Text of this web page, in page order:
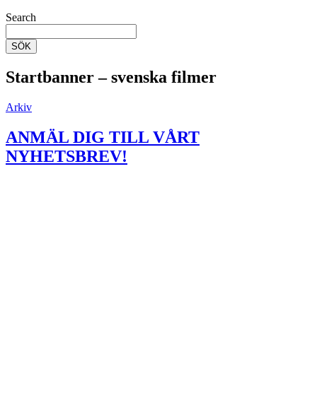
Search
SÖK
Startbanner – svenska filmer
Arkiv
ANMÄL DIG TILL VÅRT
NYHETSBREV!